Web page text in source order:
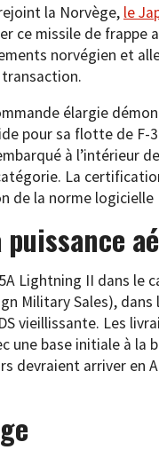
la Norvège, le
ce missile de frappe
norvégien et
élargie
pour sa flotte de F-
à l’intérieur
La
de la norme logicielle
Lightning II dans le
Military Sales),
vieillissante. Les
une base initiale à la
devraient arriver en